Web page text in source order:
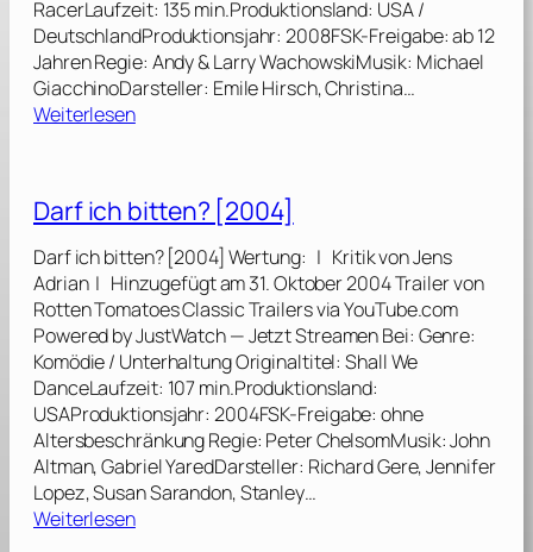
RacerLaufzeit: 135 min.Produktionsland: USA /
DeutschlandProduktionsjahr: 2008FSK-Freigabe: ab 12
Jahren Regie: Andy & Larry WachowskiMusik: Michael
GiacchinoDarsteller: Emile Hirsch, Christina…
Weiterlesen:
e
R
a
c
e
r
[
2
0
0
8
]
Darf ich bitten? [2004]
Darf ich bitten? [2004] Wertung: | Kritik von Jens
Adrian | Hinzugefügt am 31. Oktober 2004 Trailer von
Rotten Tomatoes Classic Trailers via YouTube.com
Powered by JustWatch — Jetzt Streamen Bei: Genre:
Komödie / Unterhaltung Originaltitel: Shall We
DanceLaufzeit: 107 min.Produktionsland:
USAProduktionsjahr: 2004FSK-Freigabe: ohne
Altersbeschränkung Regie: Peter ChelsomMusik: John
Altman, Gabriel YaredDarsteller: Richard Gere, Jennifer
Lopez, Susan Sarandon, Stanley…
Weiterlesen: